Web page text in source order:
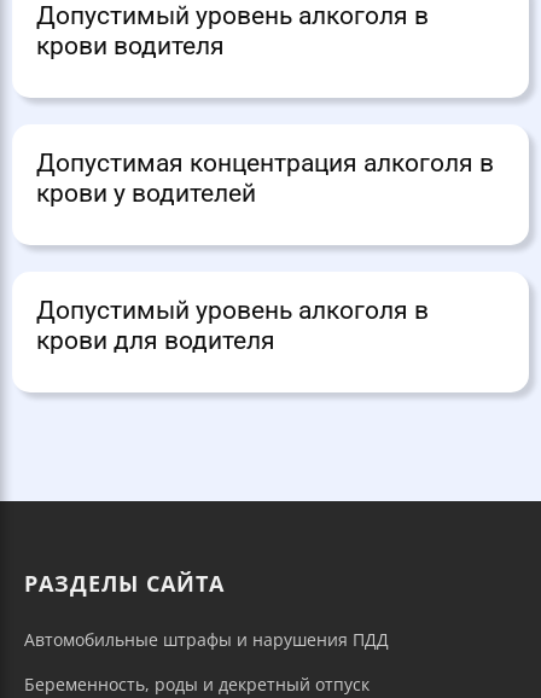
Допустимый уровень алкоголя в
крови водителя
Допустимая концентрация алкоголя в
крови у водителей
Допустимый уровень алкоголя в
крови для водителя
РАЗДЕЛЫ САЙТА
Автомобильные штрафы и нарушения ПДД
Беременность, роды и декретный отпуск